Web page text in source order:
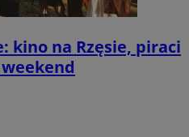
kino na Rzęsie, piraci